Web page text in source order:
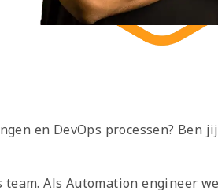
en DevOps processen? Ben
Als Automation engineer